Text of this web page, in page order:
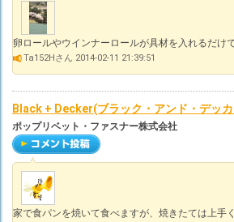
卵ロールやウインナーロールが具材を入れるだけ
Ta152Hさん 2014-02-11 21:39:51
Black + Decker(ブラック・アンド・デッ
ポップリベット・ファスナー株式会社
家で食パンを焼いて食べますが、焼きたては上手